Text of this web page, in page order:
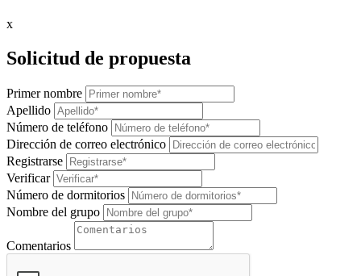
x
Solicitud de propuesta
Primer nombre
Apellido
Número de teléfono
Dirección de correo electrónico
Registrarse
Verificar
Número de dormitorios
Nombre del grupo
Comentarios